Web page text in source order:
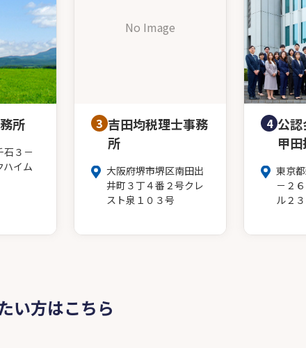
所
石３－
ハイム
No Image
3 吉田均税理士事務
所
大阪府堺市堺区南田出
井町３丁４番２号クレ
スト泉１０３号
4 公
甲
東京
－２
ル２
い方はこちら